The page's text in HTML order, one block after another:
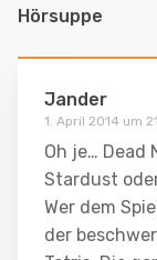
Hörsuppe
Jander
1. April 2014 um
Oh je… Dead
Stardust
Wer dem
der